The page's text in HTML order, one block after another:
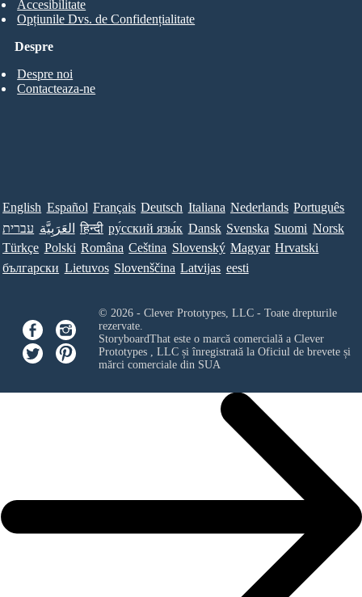
Despre
Despre noi
Contacteaza-ne
Accesibilitate
Opțiunile Dvs. de Confidențialitate
English Español Français Deutsch Italiana Nederlands Português
עברית العَرَبِيَّة हिन्दी ру́сский язы́к Dansk Svenska Suomi Norsk
Türkçe Polski Româna Ceština Slovenský Magyar Hrvatski
български Lietuvos Slovenščina Latvijas eesti
© 2026 - Clever Prototypes, LLC - Toate drepturile
rezervate.
StoryboardThat este o marcă comercială a Clever
Prototypes , LLCși înregistrată la Oficiul de brevete și
mărci comerciale din SUA